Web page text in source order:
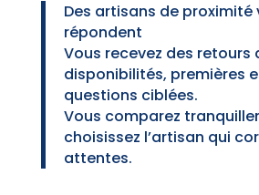
Des artisans de proximité
répondent
Vous recevez des retours
disponibilités, premières
questions ciblées.
Vous comparez
choisissez l’artisan qui
attentes.